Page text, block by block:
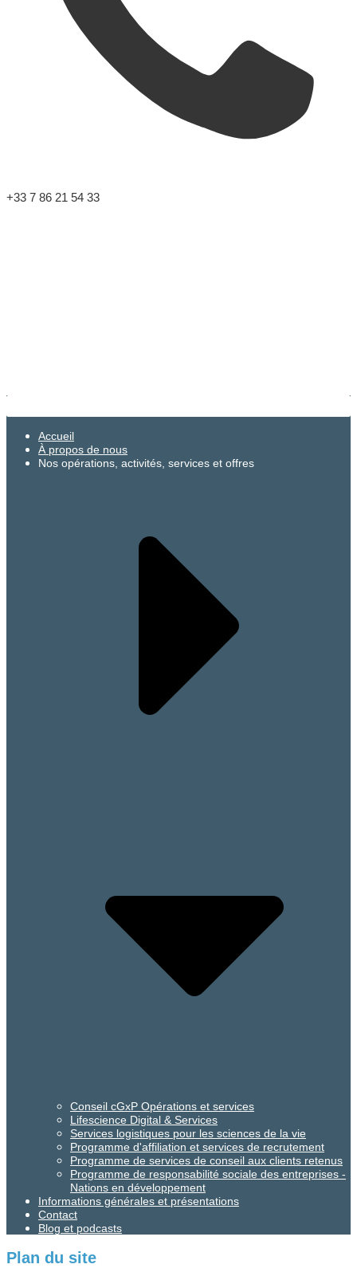
+33 7 86 21 54 33
Accueil
À propos de nous
Nos opérations, activités, services et offres
Conseil cGxP Opérations et services
Lifescience Digital & Services
Services logistiques pour les sciences de la vie
Programme d'affiliation et services de recrutement
Programme de services de conseil aux clients retenus
Programme de responsabilité sociale des entreprises -
Nations en développement
Informations générales et présentations
Contact
Blog et podcasts
Plan du site